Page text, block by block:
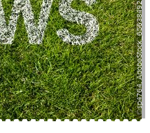
©sp4764, AdobeStock_65638492